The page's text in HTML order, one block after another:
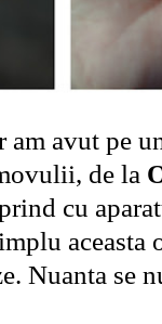
am avut pe
de la
cu
aceasta
Nuanta se